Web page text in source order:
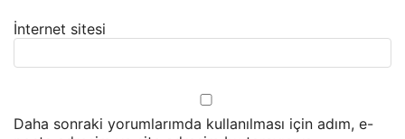
İnternet sitesi
Daha sonraki yorumlarımda kullanılması için adım, e-